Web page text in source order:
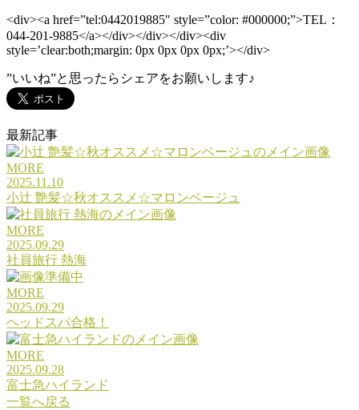
<div><a href=”tel:0442019885″ style=”color: #000000;”>TEL ：
044-201-9885</a></div></div></div><div
style=’clear:both;margin: 0px 0px 0px 0px;’></div>
”いいね”と思ったらシェアをお願いします♪
最新記事
MORE
2025.11.10
小辻 艶髪☆秋オススメ☆マロンベージュ
MORE
2025.09.29
社員旅行 熱海
MORE
2025.09.29
ヘッドスパ合格！
MORE
2025.09.28
富士急ハイランド
一覧へ戻る